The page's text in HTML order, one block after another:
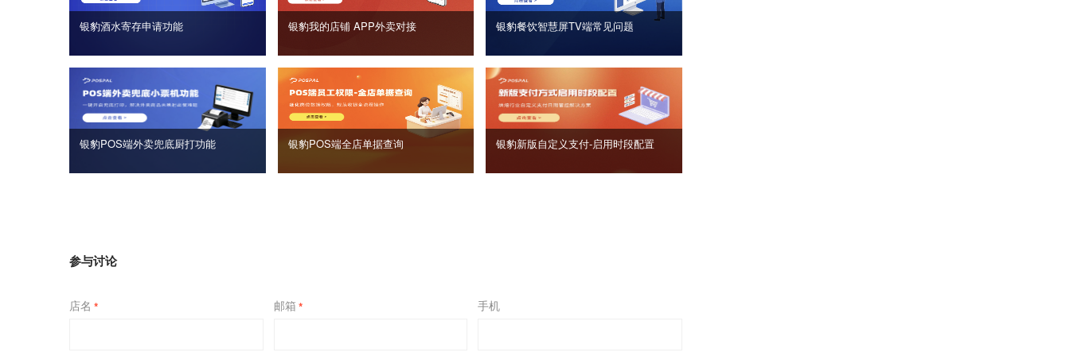
银豹酒水寄存申请功能 银豹我的店铺 APP外卖对接 银豹餐饮智慧屏TV端常见问题
银豹POS端外卖兜底厨打功能 银豹POS端全店单据查询 银豹新版自定义支付‑启用时段配置
参与讨论
店名 * 邮箱 * 手机